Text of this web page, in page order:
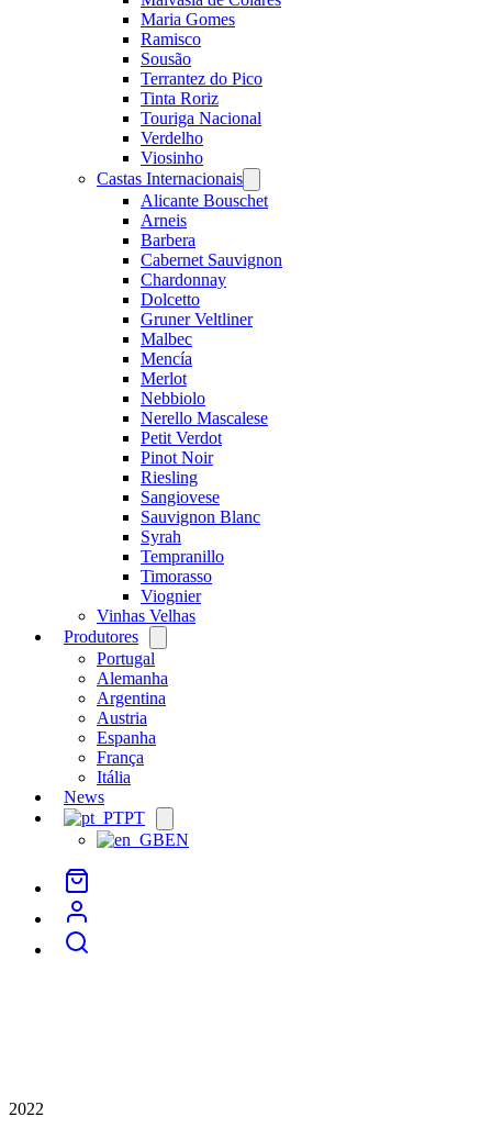
Maria Gomes
Ramisco
Sousão
Terrantez do Pico
Tinta Roriz
Touriga Nacional
Verdelho
Viosinho
Castas Internacionais
menu
Alicante Bouschet
Arneis
Barbera
Cabernet Sauvignon
Chardonnay
Dolcetto
Gruner Veltliner
Malbec
Mencía
Merlot
Nebbiolo
Nerello Mascalese
Petit Verdot
Pinot Noir
Riesling
Sangiovese
Sauvignon Blanc
Syrah
Tempranillo
Timorasso
Viognier
Vinhas Velhas
Produtores
menu
Portugal
Alemanha
Argentina
Austria
Espanha
França
Itália
News
PT
menu
EN
2022